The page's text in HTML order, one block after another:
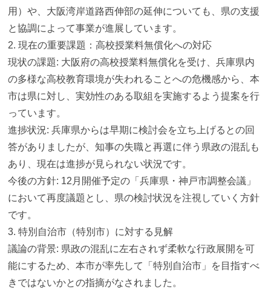
用）や、大阪湾岸道路西伸部の延伸についても、県の支援
と協調によって事業が進展しています。
2. 現在の重要課題：高校授業料無償化への対応
現状の課題: 大阪府の高校授業料無償化を受け、兵庫県内
の多様な高校教育環境が失われることへの危機感から、本
市は県に対し、実効性のある取組を実施するよう提案を行
っています。
進捗状況: 兵庫県からは早期に検討会を立ち上げるとの回
答がありましたが、知事の失職と再選に伴う県政の混乱も
あり、現在は進捗が見られない状況です。
今後の方針: 12月開催予定の「兵庫県・神戸市調整会議」
において再度議題とし、県の検討状況を注視していく方針
です。
3. 特別自治市（特別市）に対する見解
議論の背景: 県政の混乱に左右されず柔軟な行政展開を可
能にするため、本市が率先して「特別自治市」を目指すべ
きではないかとの指摘がなされました。